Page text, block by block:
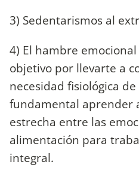
3) Sedentarismos al
4) El hambre
objetivo por llevarte a
necesidad fisiológica
fundamental aprender
estrecha entre las
alimentación para
integral.